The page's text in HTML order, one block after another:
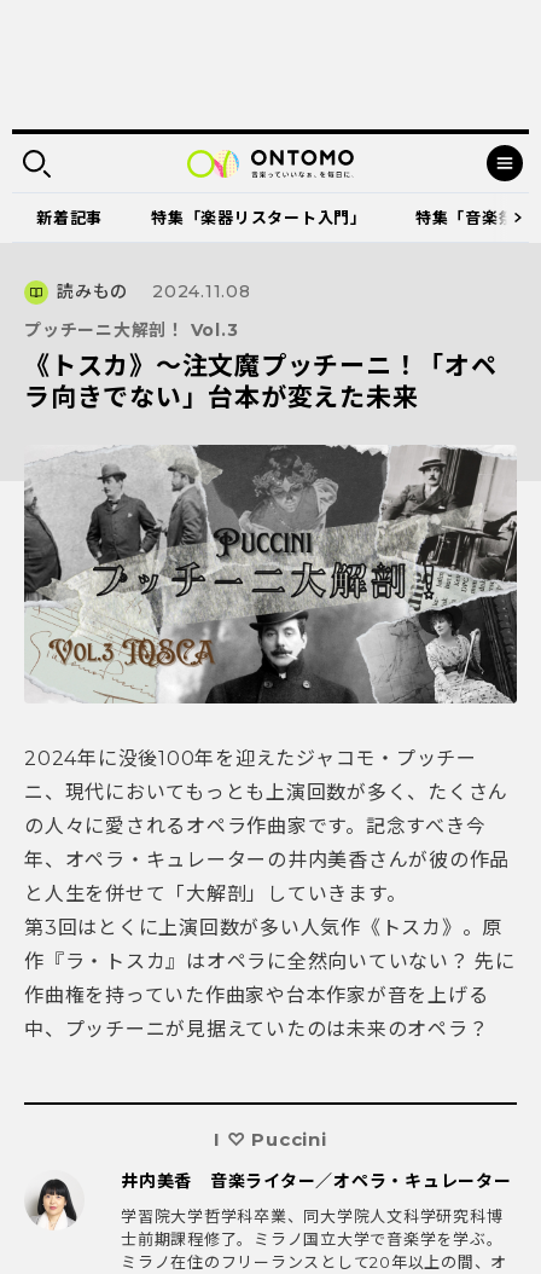
新着記事 特集「楽器リスタート入門」 特集「音楽祭
読みもの
2024.11.08
プッチーニ大解剖！ Vol.3
《トスカ》～注文魔プッチーニ！「オペ
ラ向きでない」台本が変えた未来
2024年に没後100年を迎えたジャコモ・プッチー
ニ、現代においてもっとも上演回数が多く、たくさん
の人々に愛されるオペラ作曲家です。記念すべき今
年、オペラ・キュレーターの井内美香さんが彼の作品
と人生を併せて「大解剖」していきます。
第3回はとくに上演回数が多い人気作《トスカ》。原
作『ラ・トスカ』はオペラに全然向いていない？ 先に
作曲権を持っていた作曲家や台本作家が音を上げる
中、プッチーニが見据えていたのは未来のオペラ？
I ♡ Puccini
井内美香 音楽ライター／オペラ・キュレーター
学習院大学哲学科卒業、同大学院人文科学研究科博
士前期課程修了。ミラノ国立大学で音楽学を学ぶ。
ミラノ在住のフリーランスとして20年以上の間、オ